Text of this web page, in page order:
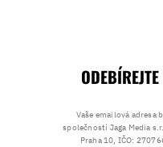
Vaše emailová adresa
společností Jaga Media
Praha 10, IČO: